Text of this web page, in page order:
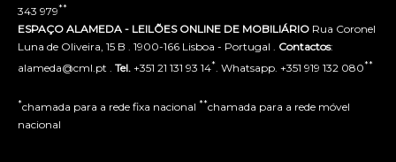
343 979**
ESPAÇO ALAMEDA - LEILÕES ONLINE DE MOBILIÁRIO Rua Coronel
Luna de Oliveira, 15 B . 1900-166 Lisboa - Portugal . Contactos:
alameda@cml.pt . Tel. +351 21 131 93 14* . Whatsapp. +351 919 132 080**
*chamada para a rede fixa nacional **chamada para a rede móvel
nacional